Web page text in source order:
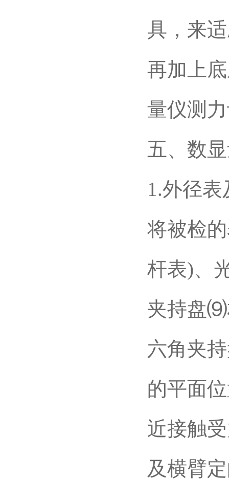
具，来
再加上
量仪测
五、数
1.外径
将被检
杆表)、
夹持盘⑼
六角夹
的平面
近接触
及横臂